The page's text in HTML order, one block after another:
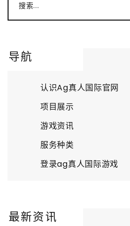
搜索...
导航
认识Ag真人国际官网
项目展示
游戏资讯
服务种类
登录ag真人国际游戏
最新资讯